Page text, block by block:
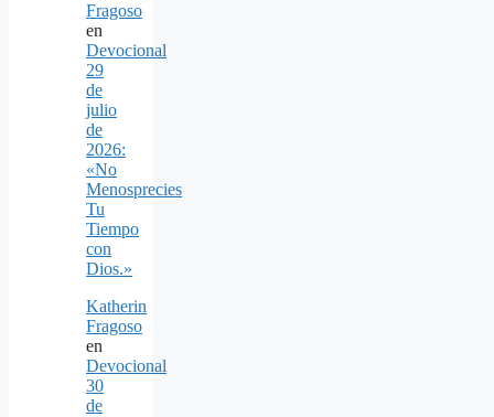
Fragoso
en
Devocional
29
de
julio
de
2026:
«No
Menosprecies
Tu
Tiempo
con
Dios.»
Katherin
Fragoso
en
Devocional
30
de